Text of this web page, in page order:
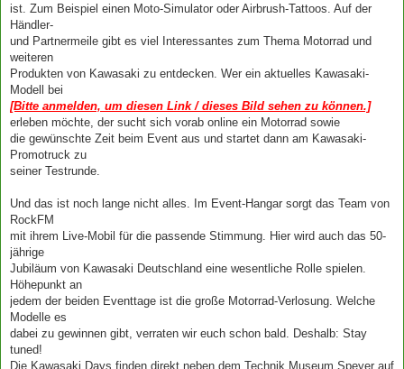
ist. Zum Beispiel einen Moto-Simulator oder Airbrush-Tattoos. Auf der
Händler-
und Partnermeile gibt es viel Interessantes zum Thema Motorrad und
weiteren
Produkten von Kawasaki zu entdecken. Wer ein aktuelles Kawasaki-
Modell bei
[Bitte anmelden, um diesen Link / dieses Bild sehen zu können.]
erleben möchte, der sucht sich vorab online ein Motorrad sowie
die gewünschte Zeit beim Event aus und startet dann am Kawasaki-
Promotruck zu
seiner Testrunde.
Und das ist noch lange nicht alles. Im Event-Hangar sorgt das Team von
RockFM
mit ihrem Live-Mobil für die passende Stimmung. Hier wird auch das 50-
jährige
Jubiläum von Kawasaki Deutschland eine wesentliche Rolle spielen.
Höhepunkt an
jedem der beiden Eventtage ist die große Motorrad-Verlosung. Welche
Modelle es
dabei zu gewinnen gibt, verraten wir euch schon bald. Deshalb: Stay
tuned!
Die Kawasaki Days finden direkt neben dem Technik Museum Speyer auf